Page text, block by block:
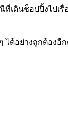
เดินช็อปปิ้งไปเรื่
ได้อย่างถูกต้องอีก